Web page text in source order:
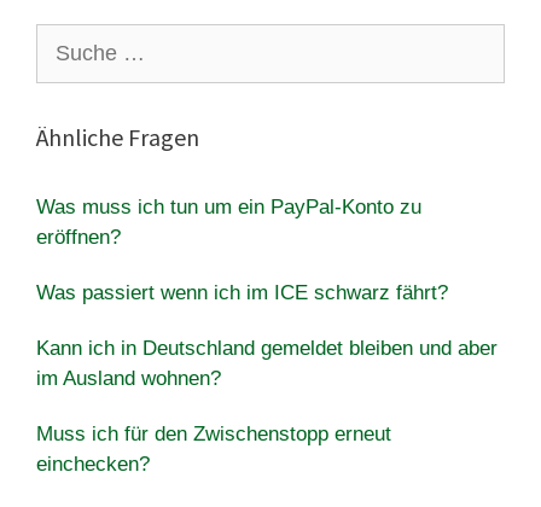
nach:
Ähnliche Fragen
Was muss ich tun um ein PayPal-Konto zu
eröffnen?
Was passiert wenn ich im ICE schwarz fährt?
Kann ich in Deutschland gemeldet bleiben und aber
im Ausland wohnen?
Muss ich für den Zwischenstopp erneut
einchecken?